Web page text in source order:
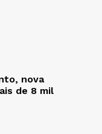
nova
de 8 mil